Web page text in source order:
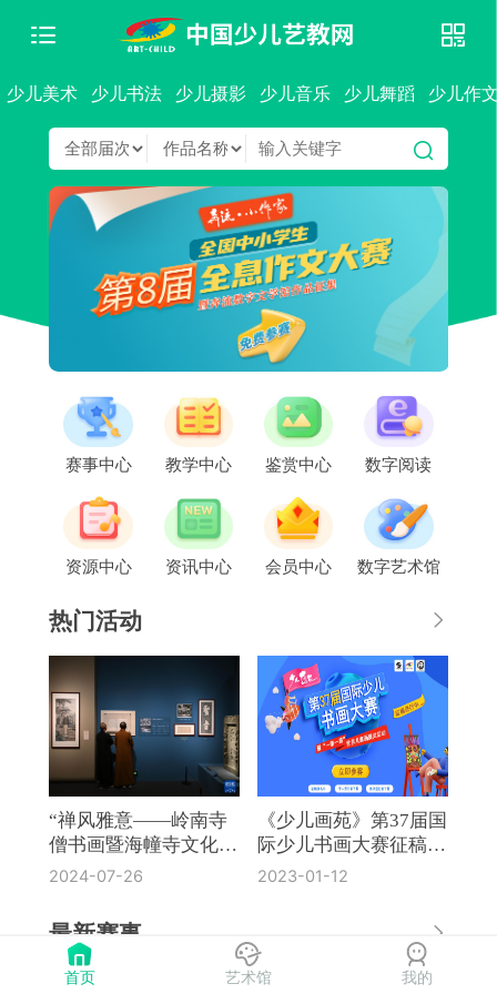
少儿美术 少儿书法 少儿摄影 少儿音乐 少儿舞蹈 少儿作
赛事中心 教学中心 鉴赏中心 数字阅读
资源中心 资讯中心 会员中心 数字艺术馆
热门活动
“禅风雅意——岭南寺
僧书画暨海幢寺文化
展”在国博开幕
2024-07-26
《少儿画苑》第37届国
际少儿书画大赛征稿通
知
2023-01-12
最新赛事
《奔流·小作家》第8届全国中
首页 艺术馆 我的